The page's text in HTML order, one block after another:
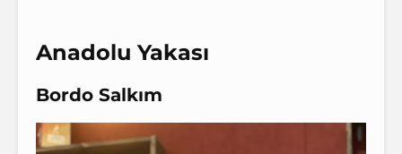
Anadolu Yakası
Bordo Salkım